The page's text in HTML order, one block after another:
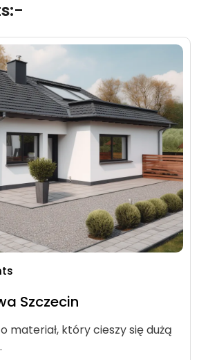
Szczecin
materiał, który cieszy się dużą